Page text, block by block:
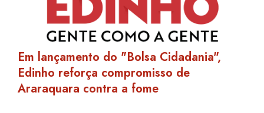
Em lançamento do "Bolsa Cidadania",
Edinho reforça compromisso de
Araraquara contra a fome